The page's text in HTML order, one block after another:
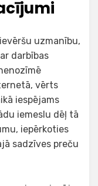
uzmanību,
darbības
vērts
iespējams
iemeslu dēļ tā
iepērkoties
sadzīves preču